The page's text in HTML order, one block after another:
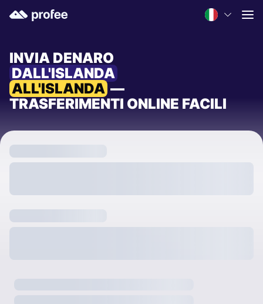
INVIA DENARO
DALL'ISLANDA
ALL'ISLANDA —
TRASFERIMENTI ONLINE FACILI